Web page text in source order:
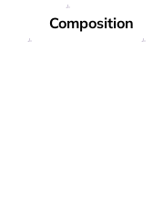
Composition